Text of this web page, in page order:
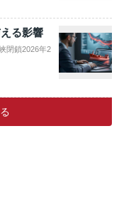
る影響
閉鎖2026年2